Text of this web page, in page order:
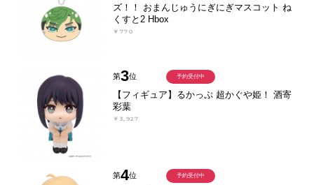
ズ！！ おまんじゅうにぎにぎマスコット ね
くすと2 Hbox
￥770
第3位
【フィギュア】るかっぷ 超かぐや姫！ 酒寄
彩葉
￥3,927
予約受付中
第4位 予約受付中